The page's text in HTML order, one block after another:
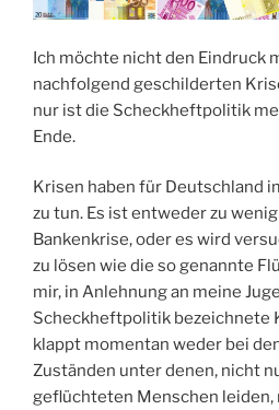
Ich möchte nicht den Eindruck
nachfolgend geschilderten
nur ist die Scheckheftpolitik
Ende.
Krisen haben für Deutschland
zu tun. Es ist entweder zu
Bankenkrise, oder es wird
zu lösen wie die so genannte
mir, in Anlehnung an meine
Scheckheftpolitik bezeichnete
klappt momentan weder bei
Zuständen unter denen, nicht
geflüchteten Menschen leiden,